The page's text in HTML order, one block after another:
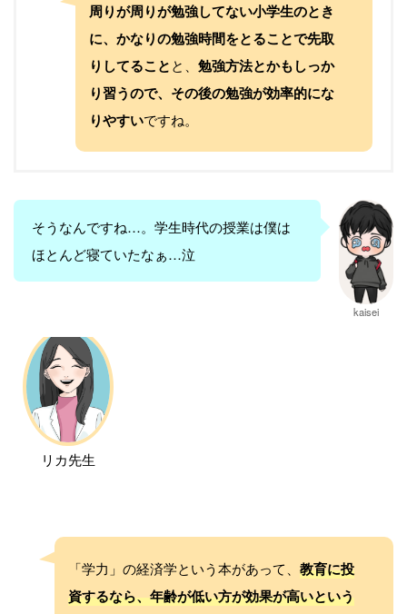
周りが周りが勉強してない小学生のとき
に、かなりの勉強時間をとることで先取
りしてることと、 勉強方法とかもしっか
り習うので、その後の勉強が効率的にな
りやすいですね。
そうなんですね…。学生時代の授業は僕は
ほとんど寝ていたなぁ…泣
kaisei
リカ先生
「学力」の経済学という本があって、 教育に投
資するなら、年齢が低い方が効果が高いという